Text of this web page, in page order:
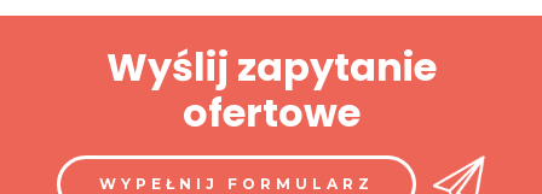
Wyślij zapytanie
ofertowe
WYPEŁNIJ FORMULARZ